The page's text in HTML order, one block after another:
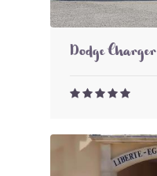
Dodge Charger